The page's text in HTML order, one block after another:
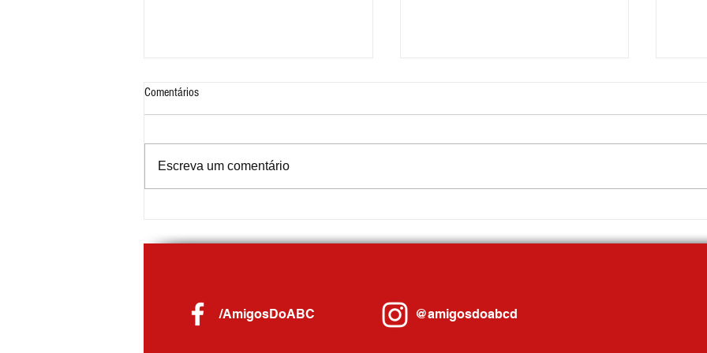
operação no Jardim Santo André
Prefeitura e ENEL
com
Comentários
Escreva um comentário
/AmigosDoABC @amigosdoabcd